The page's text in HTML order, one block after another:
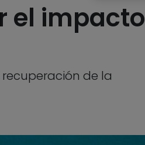
el impacto
de la